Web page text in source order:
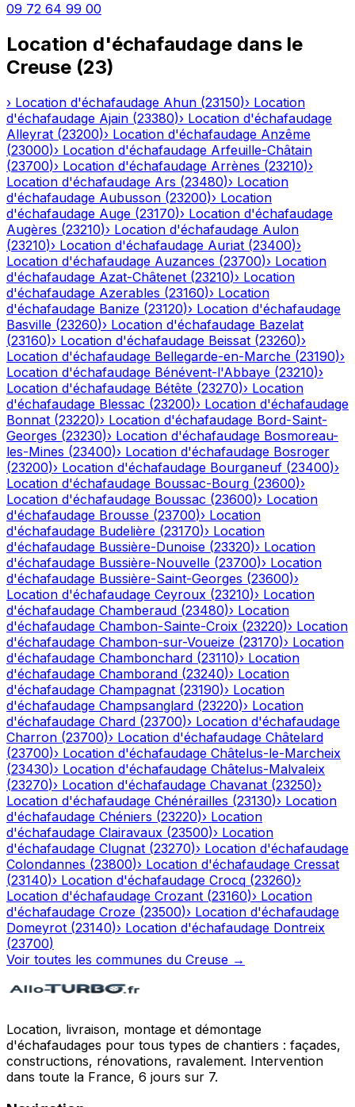
09 72 64 99 00
Location d'échafaudage dans le
Creuse (23)
› Location d'échafaudage Ahun (23150)› Location
d'échafaudage Ajain (23380)› Location d'échafaudage
Alleyrat (23200)› Location d'échafaudage Anzême
(23000)› Location d'échafaudage Arfeuille-Châtain
(23700)› Location d'échafaudage Arrènes (23210)›
Location d'échafaudage Ars (23480)› Location
d'échafaudage Aubusson (23200)› Location
d'échafaudage Auge (23170)› Location d'échafaudage
Augères (23210)› Location d'échafaudage Aulon
(23210)› Location d'échafaudage Auriat (23400)›
Location d'échafaudage Auzances (23700)› Location
d'échafaudage Azat-Châtenet (23210)› Location
d'échafaudage Azerables (23160)› Location
d'échafaudage Banize (23120)› Location d'échafaudage
Basville (23260)› Location d'échafaudage Bazelat
(23160)› Location d'échafaudage Beissat (23260)›
Location d'échafaudage Bellegarde-en-Marche (23190)›
Location d'échafaudage Bénévent-l'Abbaye (23210)›
Location d'échafaudage Bétête (23270)› Location
d'échafaudage Blessac (23200)› Location d'échafaudage
Bonnat (23220)› Location d'échafaudage Bord-Saint-
Georges (23230)› Location d'échafaudage Bosmoreau-
les-Mines (23400)› Location d'échafaudage Bosroger
(23200)› Location d'échafaudage Bourganeuf (23400)›
Location d'échafaudage Boussac-Bourg (23600)›
Location d'échafaudage Boussac (23600)› Location
d'échafaudage Brousse (23700)› Location
d'échafaudage Budelière (23170)› Location
d'échafaudage Bussière-Dunoise (23320)› Location
d'échafaudage Bussière-Nouvelle (23700)› Location
d'échafaudage Bussière-Saint-Georges (23600)›
Location d'échafaudage Ceyroux (23210)› Location
d'échafaudage Chamberaud (23480)› Location
d'échafaudage Chambon-Sainte-Croix (23220)› Location
d'échafaudage Chambon-sur-Voueize (23170)› Location
d'échafaudage Chambonchard (23110)› Location
d'échafaudage Chamborand (23240)› Location
d'échafaudage Champagnat (23190)› Location
d'échafaudage Champsanglard (23220)› Location
d'échafaudage Chard (23700)› Location d'échafaudage
Charron (23700)› Location d'échafaudage Châtelard
(23700)› Location d'échafaudage Châtelus-le-Marcheix
(23430)› Location d'échafaudage Châtelus-Malvaleix
(23270)› Location d'échafaudage Chavanat (23250)›
Location d'échafaudage Chénérailles (23130)› Location
d'échafaudage Chéniers (23220)› Location
d'échafaudage Clairavaux (23500)› Location
d'échafaudage Clugnat (23270)› Location d'échafaudage
Colondannes (23800)› Location d'échafaudage Cressat
(23140)› Location d'échafaudage Crocq (23260)›
Location d'échafaudage Crozant (23160)› Location
d'échafaudage Croze (23500)› Location d'échafaudage
Domeyrot (23140)› Location d'échafaudage Dontreix
(23700)
Voir toutes les communes du Creuse →
Location, livraison, montage et démontage
d'échafaudages pour tous types de chantiers : façades,
constructions, rénovations, ravalement. Intervention
dans toute la France, 6 jours sur 7.